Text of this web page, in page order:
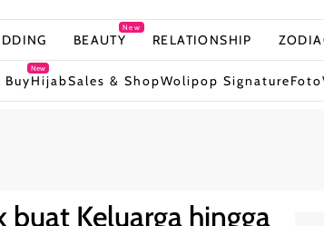
BEAUTY
New
RELATIONSHIP
Buy
New
HijabSales & ShopWolipop SignatureFoto
buat Keluarga hingga